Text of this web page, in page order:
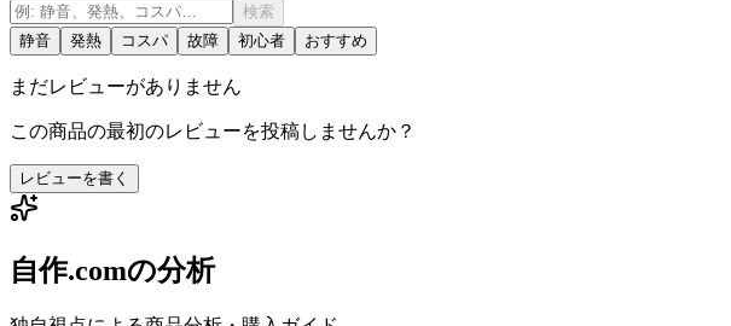
検索
静音
発熱 コスパ 故障 初心者 おすすめ
まだレビューがありません
この商品の最初のレビューを投稿しませんか？
レビューを書く
自作.comの分析